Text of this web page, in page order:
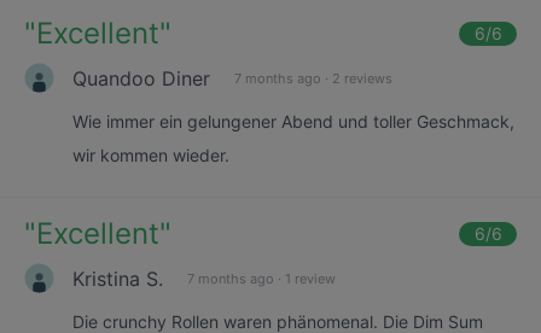
"Excellent" 6/6
Quandoo Diner 7 months ago · 2 reviews
Wie immer ein gelungener Abend und toller Geschmack,
wir kommen wieder.
"Excellent" 6/6
Kristina S. 7 months ago · 1 review
Die crunchy Rollen waren phänomenal. Die Dim Sum